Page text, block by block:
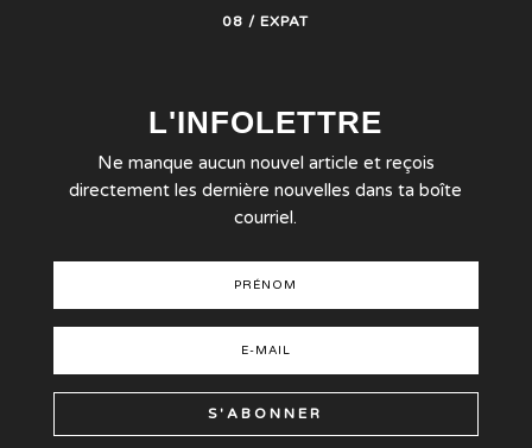
08 / EXPAT
L'INFOLETTRE
Ne manque aucun nouvel article et reçois
directement les dernière nouvelles dans ta boîte
courriel.
S'ABONNER